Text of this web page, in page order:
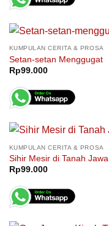
KUMPULAN CERITA & PROSA
Setan-setan Menggugat
Rp99.000
KUMPULAN CERITA & PROSA
Sihir Mesir di Tanah Jawa
Rp99.000